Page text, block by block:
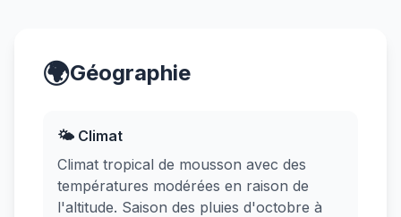
🌍Géographie
🌤️ Climat
Climat tropical de mousson avec des
températures modérées en raison de
l'altitude. Saison des pluies d'octobre à